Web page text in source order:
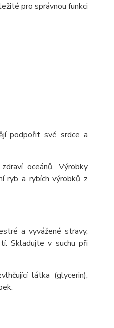
pro správnou funkci
podpořit své srdce a
oceánů. Výrobky
ryb a rybích výrobků z
a vyvážené stravy,
Skladujte v suchu při
látka (glycerin),